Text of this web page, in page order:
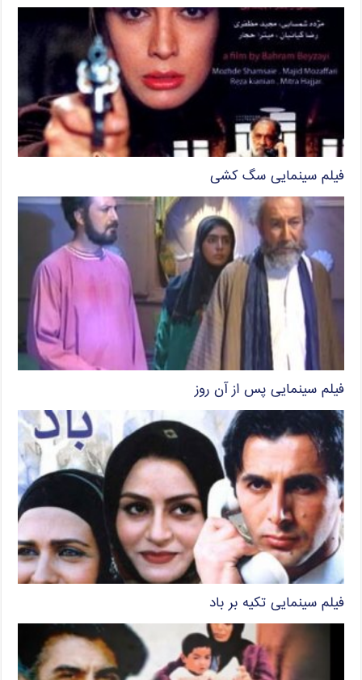
فیلم سینمایی سگ کشی
فیلم سینمایی پس از آن روز
فیلم سینمایی تکیه بر باد